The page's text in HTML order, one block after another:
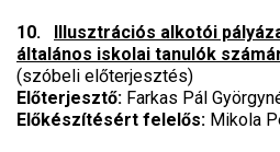
10. Illusztrációs alkotói
általános iskolai tanulók
(szóbeli előterjesztés)
Előterjesztő: Farkas Pál
Előkészítésért felelős: Mikola